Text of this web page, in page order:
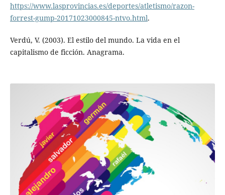
https://www.lasprovincias.es/deportes/atletismo/razon-
forrest-gump-20171023000845-ntvo.html.
Verdú, V. (2003). El estilo del mundo. La vida en el
capitalismo de ficción. Anagrama.